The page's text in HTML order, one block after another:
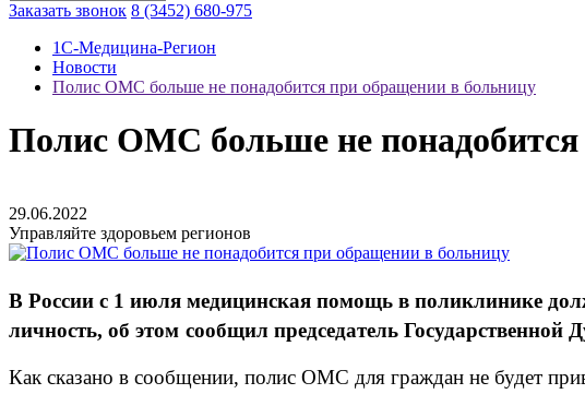
Заказать звонок 8 (3452) 680-975
1C-Медицина-Регион
Новости
Полис ОМС больше не понадобится при обращении в больницу
Полис ОМС больше не
29.06.2022
Управляйте здоровьем регионов
В России с 1 июля медицинская помощь в поликлинике
личность, об этом сообщил председатель
Как сказано в сообщении, полис ОМС для граждан не будет